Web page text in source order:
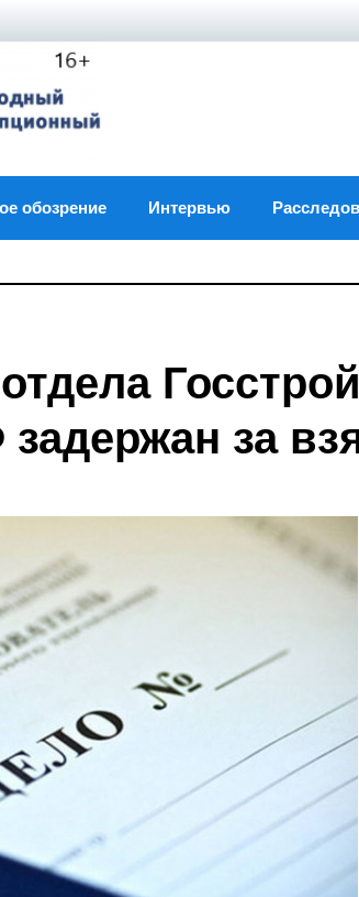
обозрение Интервью
за